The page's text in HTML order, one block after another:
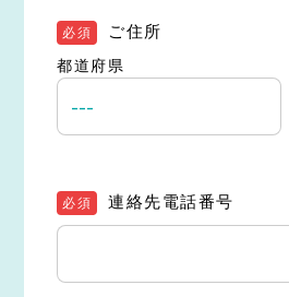
必須 ご住所
都道府県
必須 連絡先電話番号